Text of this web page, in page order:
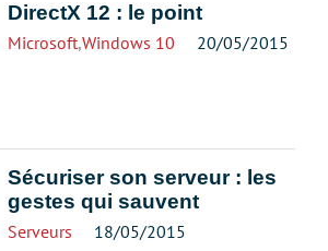
DirectX 12 : le point
Microsoft,Windows 10 20/05/2015
Sécuriser son serveur : les
gestes qui sauvent
Serveurs 18/05/2015